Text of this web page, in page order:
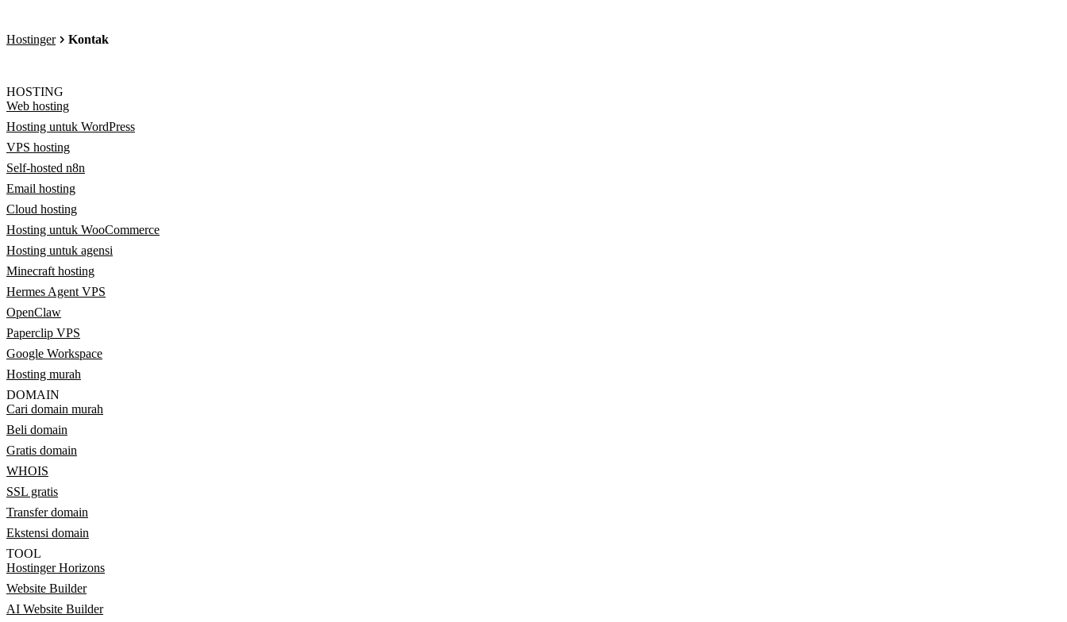
Hostinger Kontak
HOSTING
Web hosting
Hosting untuk WordPress
VPS hosting
Self-hosted n8n
Email hosting
Cloud hosting
Hosting untuk WooCommerce
Hosting untuk agensi
Minecraft hosting
Hermes Agent VPS
OpenClaw
Paperclip VPS
Google Workspace
Hosting murah
DOMAIN
Cari domain murah
Beli domain
Gratis domain
WHOIS
SSL gratis
Transfer domain
Ekstensi domain
TOOL
Hostinger Horizons
Website Builder
AI Website Builder